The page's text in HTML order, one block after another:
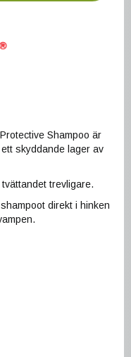
Shampoo är
skyddande lager av
trevligare.
direkt i hinken